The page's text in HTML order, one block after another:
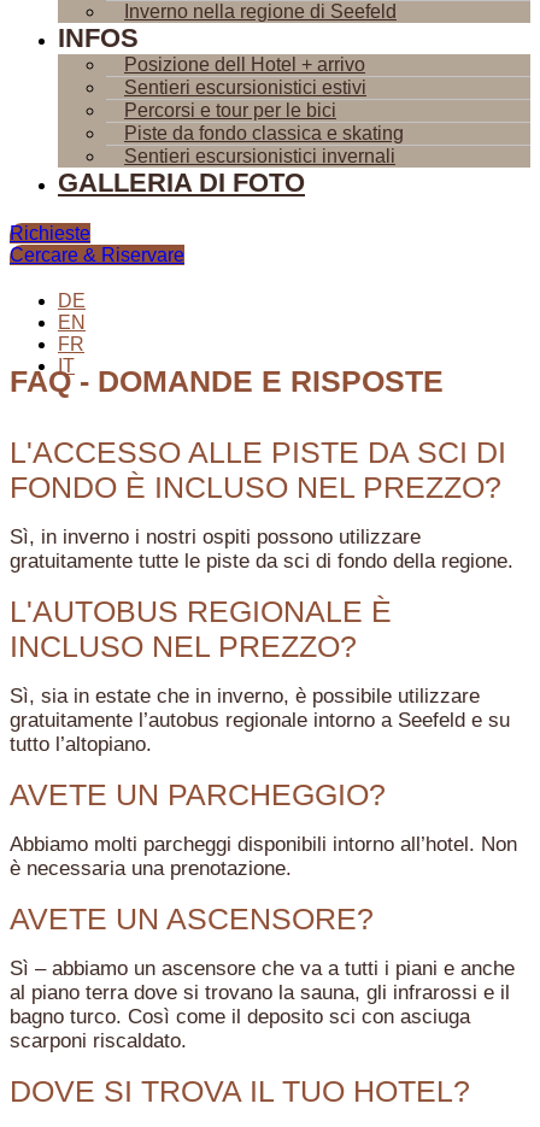
Inverno nella regione di Seefeld
INFOS
Posizione dell Hotel + arrivo
Sentieri escursionistici estivi
Percorsi e tour per le bici
Piste da fondo classica e skating
Sentieri escursionistici invernali
GALLERIA DI FOTO
Richieste
Cercare & Riservare
DE
EN
FR
IT
FAQ - DOMANDE E RISPOSTE
L'ACCESSO ALLE PISTE DA SCI DI
FONDO È INCLUSO NEL PREZZO?
Sì, in inverno i nostri ospiti possono utilizzare
gratuitamente tutte le piste da sci di fondo della regione.
L'AUTOBUS REGIONALE È
INCLUSO NEL PREZZO?
Sì, sia in estate che in inverno, è possibile utilizzare
gratuitamente l’autobus regionale intorno a Seefeld e su
tutto l’altopiano.
AVETE UN PARCHEGGIO?
Abbiamo molti parcheggi disponibili intorno all’hotel. Non
è necessaria una prenotazione.
AVETE UN ASCENSORE?
Sì – abbiamo un ascensore che va a tutti i piani e anche
al piano terra dove si trovano la sauna, gli infrarossi e il
bagno turco. Così come il deposito sci con asciuga
scarponi riscaldato.
DOVE SI TROVA IL TUO HOTEL?